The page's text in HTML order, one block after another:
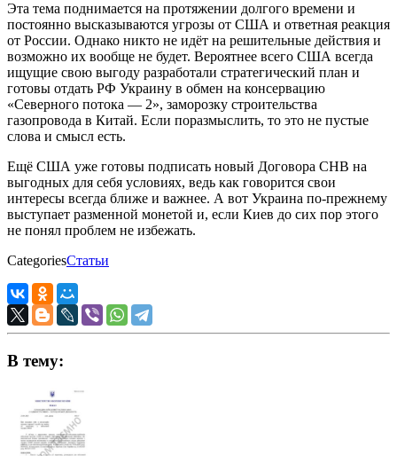
Эта тема поднимается на протяжении долгого времени и
постоянно высказываются угрозы от США и ответная реакция
от России. Однако никто не идёт на решительные действия и
возможно их вообще не будет. Вероятнее всего США всегда
ищущие свою выгоду разработали стратегический план и
готовы отдать РФ Украину в обмен на консервацию
«Северного потока — 2», заморозку строительства
газопровода в Китай. Если поразмыслить, то это не пустые
слова и смысл есть.
Ещё США уже готовы подписать новый Договора СНВ на
выгодных для себя условиях, ведь как говорится свои
интересы всегда ближе и важнее. А вот Украина по-прежнему
выступает разменной монетой и, если Киев до сих пор этого
не понял проблем не избежать.
CategoriesСтатьи
В тему: